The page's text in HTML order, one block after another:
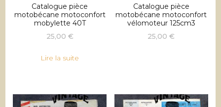
Catalogue pièce
motobécane motoconfort
mobylette 40T
25,00 €
Lire la suite
Catalogue pièce
motobécane motoconfort
vélomoteur 125cm3
25,00€